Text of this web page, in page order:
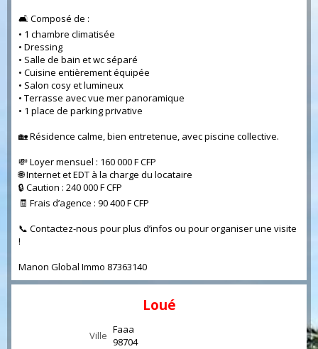
🛋️ Composé de :
• 1 chambre climatisée
• Dressing
• Salle de bain et wc séparé
• Cuisine entièrement équipée
• Salon cosy et lumineux
• Terrasse avec vue mer panoramique
• 1 place de parking privative
🏡 Résidence calme, bien entretenue, avec piscine collective.
💸 Loyer mensuel : 160 000 F CFP
🌐 Internet et EDT à la charge du locataire
🔒 Caution : 240 000 F CFP
🧾 Frais d’agence : 90 400 F CFP
📞 Contactez-nous pour plus d’infos ou pour organiser une visite
!
Manon Global Immo 87363140
Loué
Ville Faaa
98704